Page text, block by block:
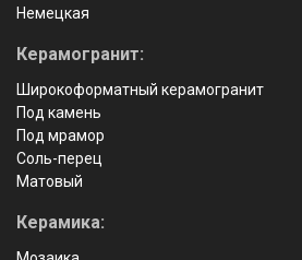
Немецкая
Керамогранит:
Широкоформатный керамогранит
Под камень
Под мрамор
Соль-перец
Матовый
Керамика: